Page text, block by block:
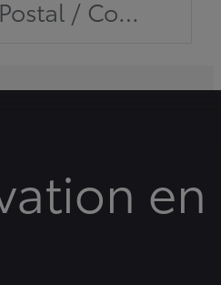
/ Concession
en